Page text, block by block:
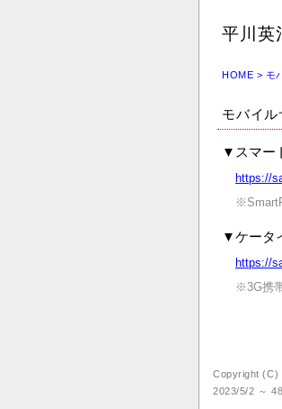
平川英
HOME > モ
モバイル
▼ スマー
https://
▼ケータ
https://
※3G携
Copyright
2023/5/2 ～